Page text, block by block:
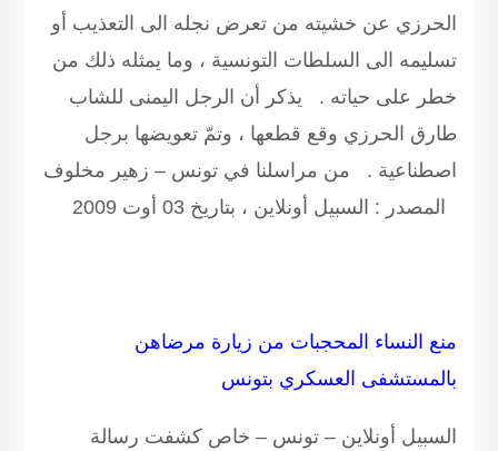
الحرزي عن خشيته من تعرض نجله الى التعذيب أو
تسليمه الى السلطات التونسية ، وما يمثله ذلك من
خطر على حياته . يذكر أن الرجل اليمنى للشاب
طارق الحرزي وقع قطعها ، وتمّ تعويضها برجل
اصطناعية . من مراسلنا في تونس – زهير مخلوف
المصدر : السبيل أونلاين ، بتاريخ 03 أوت 2009
منع النساء المحجبات من زيارة مرضاهن
بالمستشفى العسكري بتونس
السبيل أونلاين – تونس – خاص كشفت رسالة